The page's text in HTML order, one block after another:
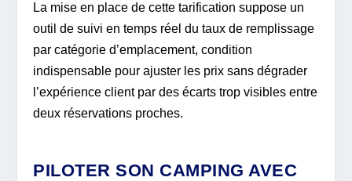
La mise en place de cette tarification suppose un
outil de suivi en temps réel du taux de remplissage
par catégorie d’emplacement, condition
indispensable pour ajuster les prix sans dégrader
l’expérience client par des écarts trop visibles entre
deux réservations proches.
PILOTER SON CAMPING AVEC